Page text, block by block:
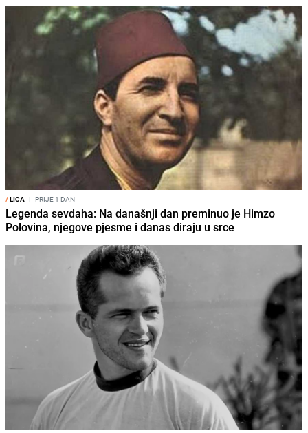
/LICA I PRIJE 1 DAN
Legenda sevdaha: Na današnji dan preminuo je Himzo
Polovina, njegove pjesme i danas diraju u srce